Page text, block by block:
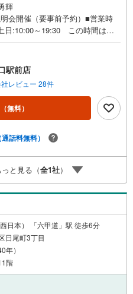
輝
会開催（要事前予約）■営業時
日:10:00～19:30 この時間はお
、前面に建物ないため、眺望良
ランクルームございます。令和
ざいます。○センチュリー21ア
○■センチュリー21グループで2
2024年兵庫地区仲介実績） 西
て8店舗展開中。阪神間での購入や
て駅前にございますが、お車で
1000万円台の中古マンションを
います。Yahoo！不動産に掲載
きます。お気軽にお問合せくだ
駅前店
レビュー 28件
（無料）
通話料無料）
と見る（全1社）
日本） 「六甲道」駅 徒歩6分
日尾町3丁目
年）
階